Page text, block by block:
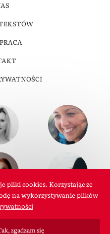
Mamy. Wszelkie prawa
pliki cookies. Korzystając ze
na wykorzystywanie plików
zgadzam się